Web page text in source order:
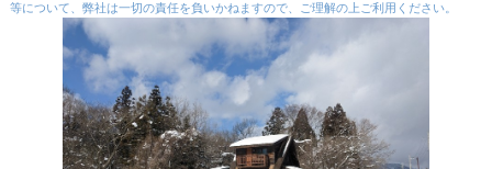
等について、弊社は一切の責任を負いかねますので、ご理解の上ご利用ください。